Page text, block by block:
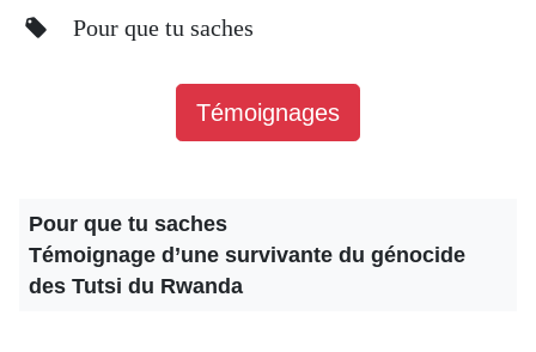
Pour que tu saches
Témoignages
Pour que tu saches
Témoignage d’une survivante du génocide
des Tutsi du Rwanda